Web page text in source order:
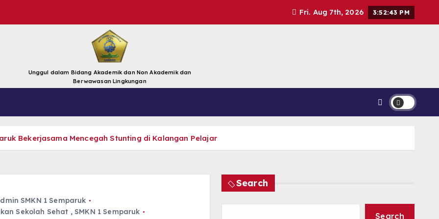
Fri. Aug 7th, 2026 3:52:43 PM
Unggul dalam Bidang Akademik dan Non Akademik dan
Berwawasan Lingkungan
Bekerjasama Mencegah Stunting di Kalangan Pelajar
SMKN 1 Semparuk
Sekolah Sehat ,SMKN 1 Semparuk
Search
Search